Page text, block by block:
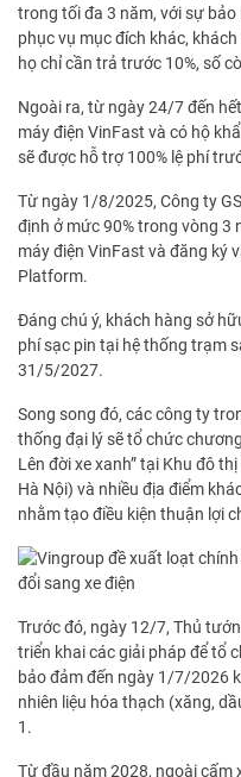
trong tối đa 3 năm, với sự bảo
phục vụ mục đích khác,
họ chỉ cần trả trước 10%, số
Ngoài ra, từ ngày 24/7 đến
máy điện VinFast và có hộ
sẽ được hỗ trợ 100% lệ phí
Từ ngày 1/8/2025, Công ty
định ở mức 90% trong vòng 3
máy điện VinFast và đăng ký
Platform.
Đáng chú ý, khách hàng sở
phí sạc pin tại hệ thống trạm
31/5/2027.
Song song đó, các công ty
thống đại lý sẽ tổ chức
Lên đời xe xanh” tại Khu đô
Hà Nội) và nhiều địa điểm
nhằm tạo điều kiện thuận lợi
Trước đó, ngày 12/7, Thủ
triển khai các giải pháp để tổ
bảo đảm đến ngày 1/7/2026
nhiên liệu hóa thạch (xăng,
1.
Từ đầu năm 2028, ngoài cấm